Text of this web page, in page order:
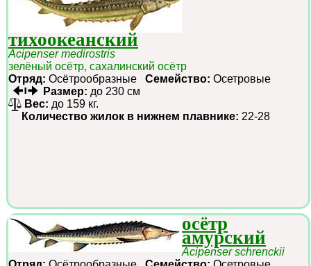
тихоокеанский
Acipenser medirostris
зелёный осётр, сахалинский осётр
Отряд: Осётрообразные Семейство: Осетровые
Размер: до 230 см
Вес: до 159 кг.
Количество жилок в нижнем плавнике: 22-28
осётр
амурский
Acipenser schrenckii